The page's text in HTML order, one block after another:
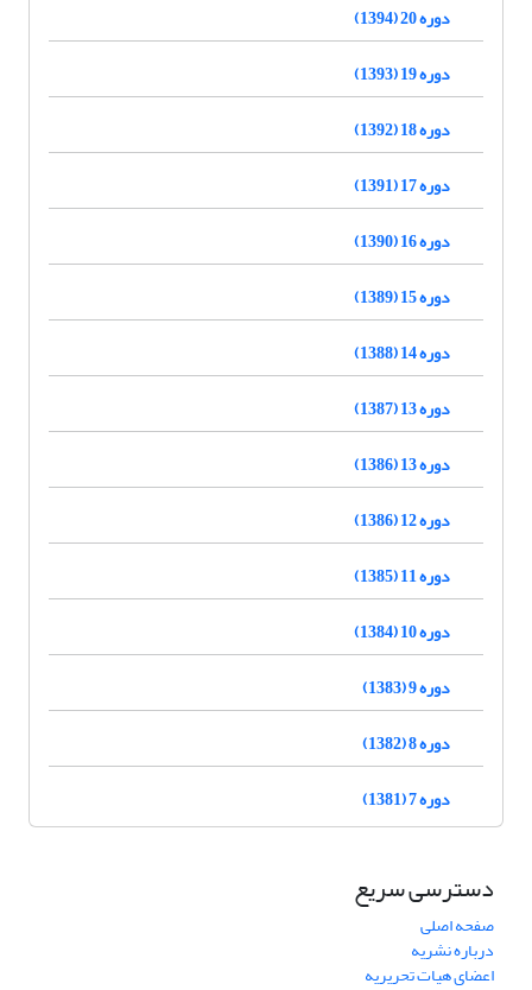
دوره 20 (1394)
دوره 19 (1393)
دوره 18 (1392)
دوره 17 (1391)
دوره 16 (1390)
دوره 15 (1389)
دوره 14 (1388)
دوره 13 (1387)
دوره 13 (1386)
دوره 12 (1386)
دوره 11 (1385)
دوره 10 (1384)
دوره 9 (1383)
دوره 8 (1382)
دوره 7 (1381)
دسترسی سریع
صفحه اصلی
درباره نشریه
اعضای هیات تحریریه